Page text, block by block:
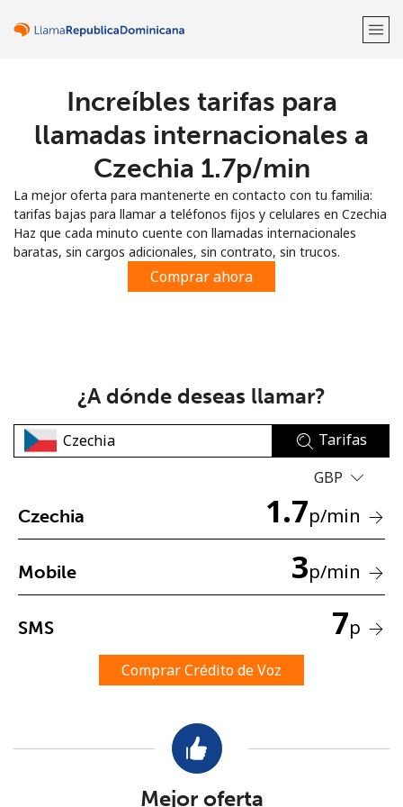
¡Bienvenido!
Regístrate con
Mínimo 8 caracteres
Una letra mayúscula y una minúscula
Un caracter especial
Mantente en contacto para recibir nuestras mejores
Increíbles tarifas para
llamadas internacionales a
Czechia ⁦1.7p⁩/min
La mejor oferta para mantenerte en contacto con tu familia:
tarifas bajas para llamar a teléfonos fijos y celulares en Czechia
Haz que cada minuto cuente con llamadas internacionales
baratas, sin cargos adicionales, sin contrato, sin trucos.
Comprar ahora
¿A dónde deseas llamar?
Tarifas
GBP
Czechia 1.7p/min
Mobile 3p/min
SMS 7p
Comprar Crédito de Voz
Mejor oferta